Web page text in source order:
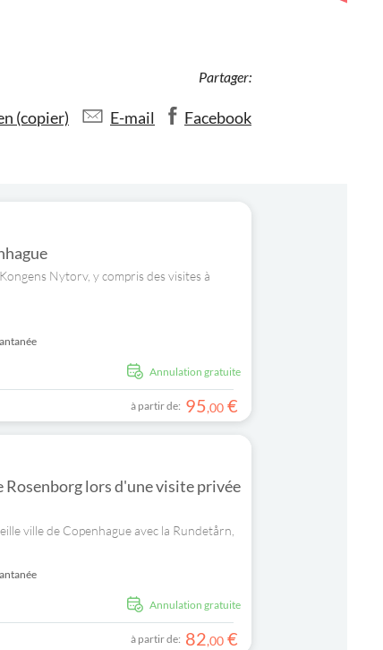
Partager:
(copier) E-mail Facebook
Nytorv, y compris des visites à
Annulation gratuite
à partir de: 95,00 €
Rosenborg lors d'une visite privée
ville de Copenhague avec la Rundetårn,
Annulation gratuite
à partir de: 82,00 €